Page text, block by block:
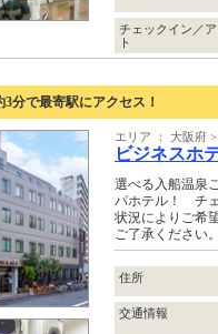
チェックイン／
ト
分で最寄駅にアクセス！
エリア ： 大阪府
ビジネスホ
選べる入船温泉
パホテル！ チ
状況によりご希
ご了承ください
住所
交通情報